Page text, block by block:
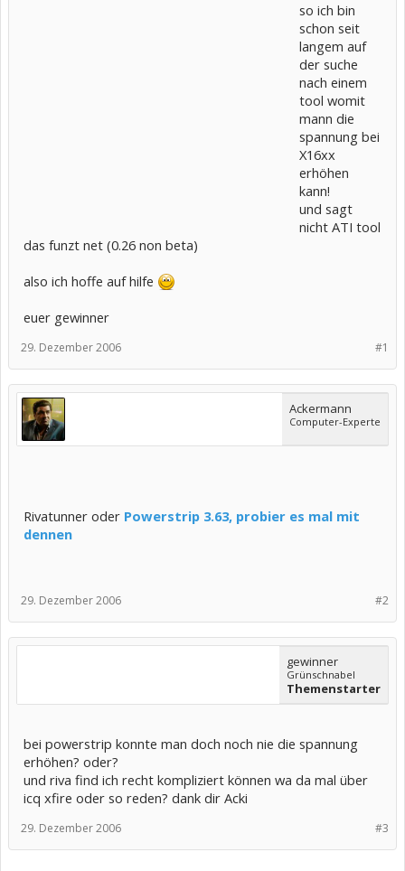
so ich bin
schon seit
langem auf
der suche
nach einem
tool womit
mann die
spannung bei
X16xx
erhöhen
kann!
und sagt
nicht ATI tool
das funzt net (0.26 non beta)
also ich hoffe auf hilfe
euer gewinner
#1
29. Dezember 2006
Ackermann
Computer-Experte
Rivatunner oder Powerstrip 3.63, probier es mal mit
dennen
#2
29. Dezember 2006
gewinner
Grünschnabel
Themenstarter
bei powerstrip konnte man doch noch nie die spannung
erhöhen? oder?
und riva find ich recht kompliziert können wa da mal über
icq xfire oder so reden? dank dir Acki
#3
29. Dezember 2006